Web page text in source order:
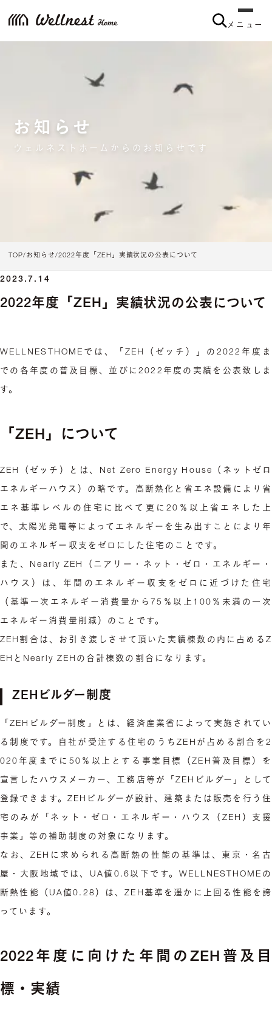
メニュー
お知らせ
ウェルネストホームからのお知らせです
TOP お知らせ 2022年度「ZEH」実績状況の公表について
2023.7.14
2022年度「ZEH」実績状況の公表について
WELLNESTHOMEでは、「ZEH（ゼッチ）」の2022年度ま
での各年度の普及目標、並びに2022年度の実績を公表致しま
す。
「ZEH」について
ZEH（ゼッチ）とは、Net Zero Energy House（ネットゼロ
エネルギーハウス）の略です。高断熱化と省エネ設備により省
エネ基準レベルの住宅に比べて更に20％以上省エネした上
で、太陽光発電等によってエネルギーを生み出すことにより年
間のエネルギー収支をゼロにした住宅のことです。
また、Nearly ZEH（ニアリー・ネット・ゼロ・エネルギー・
ハウス）は、年間のエネルギー収支をゼロに近づけた住宅
（基準一次エネルギー消費量から75％以上100％未満の一次
エネルギー消費量削減）のことです。
ZEH割合は、お引き渡しさせて頂いた実績棟数の内に占めるZ
EHとNearly ZEHの合計棟数の割合になります。
ZEHビルダー制度
「ZEHビルダー制度」とは、経済産業省によって実施されてい
る制度です。自社が受注する住宅のうちZEHが占める割合を2
020年度までに50％以上とする事業目標（ZEH普及目標）を
宣言したハウスメーカー、工務店等が「ZEHビルダー」として
登録できます。ZEHビルダーが設計、建築または販売を行う住
宅のみが「ネット・ゼロ・エネルギー・ハウス（ZEH）支援
事業」等の補助制度の対象になります。
なお、ZEHに求められる高断熱の性能の基準は、東京・名古
屋・大阪地域では、UA値0.6以下です。WELLNESTHOMEの
断熱性能（UA値0.28）は、ZEH基準を遥かに上回る性能を誇
っています。
2022年度に向けた年間のZEH普及目
標・実績